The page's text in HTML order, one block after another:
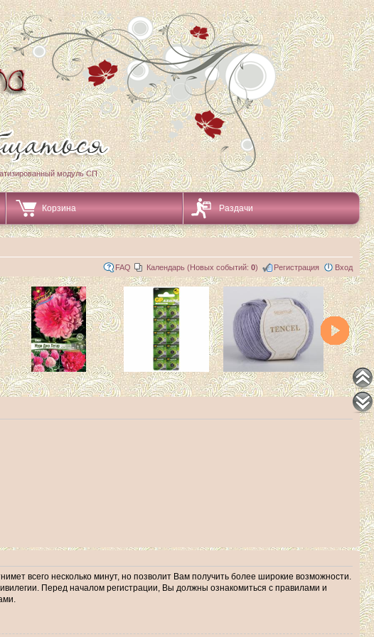
модуль СП
Корзина Раздачи
FAQ Календарь (Новых событий: 0) Регистрация Вход
всего несколько минут, но позволит Вам получить более широкие возможности.
Перед началом регистрации, Вы должны ознакомиться с правилами и